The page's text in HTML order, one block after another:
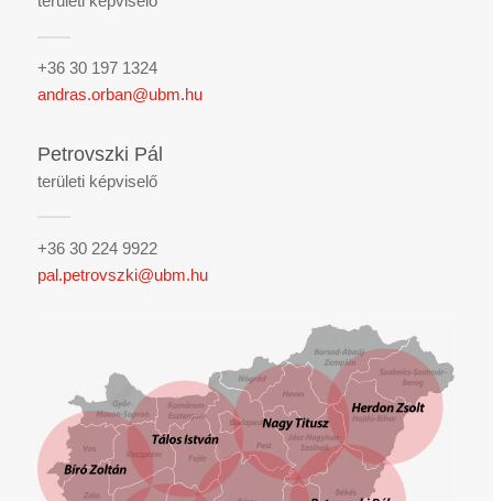
+36 30 197 1324
andras.orban@ubm.hu
Petrovszki Pál
területi képviselő
+36 30 224 9922
pal.petrovszki@ubm.hu